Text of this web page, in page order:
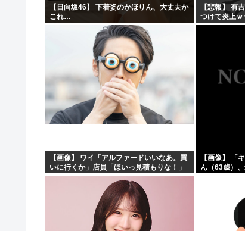
【日向坂46】 下着姿のかほりん、大丈夫か
これ…
【悲報】 有
つけて炎上
【画像】 ワイ「アルファードいいなあ。買
いに行くか」店員「ほいっ見積もりな！」
ワイ「金額おかしくね？」←お前らもそう
思うよな？？？？？
【画像】 「
ん（63歳）
ショットが
「マジで誰